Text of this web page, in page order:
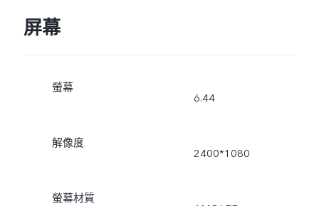
屏幕
螢幕
6.44
解像度
2400*1080
螢幕材質